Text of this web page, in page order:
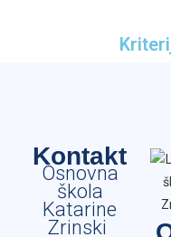
Kontakt
Osnovna
škola
Katarine
Zrinski